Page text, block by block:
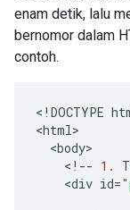
enam detik, lalu
bernomor dalam
contoh.
< ! DOCTYPE
<html
<body
< !-- 1.
<div id=